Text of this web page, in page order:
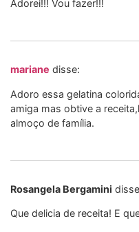
Adorei!!! Vou fazer!!!
mariane disse:
Adoro essa gelatina
amiga mas obtive a
almoço de família.
Rosangela Bergamini
Que delicia de receita! E